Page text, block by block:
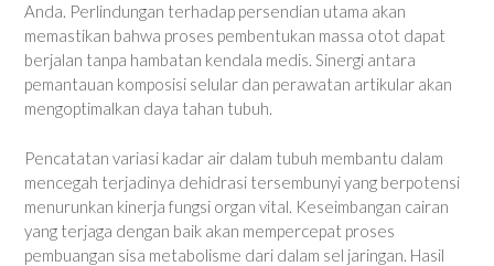
Anda. Perlindungan terhadap persendian utama akan
memastikan bahwa proses pembentukan massa otot dapat
berjalan tanpa hambatan kendala medis. Sinergi antara
pemantauan komposisi selular dan perawatan artikular akan
mengoptimalkan daya tahan tubuh.
Pencatatan variasi kadar air dalam tubuh membantu dalam
mencegah terjadinya dehidrasi tersembunyi yang berpotensi
menurunkan kinerja fungsi organ vital. Keseimbangan cairan
yang terjaga dengan baik akan mempercepat proses
pembuangan sisa metabolisme dari dalam sel jaringan. Hasil